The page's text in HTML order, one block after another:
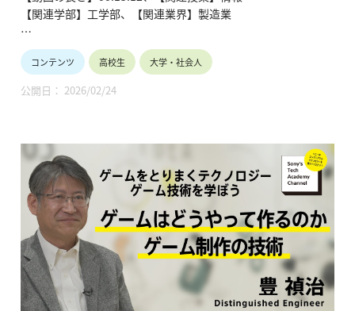
【関連学部】工学部、【関連業界】製造業
Sony's Tech Academy Channelでは、ソニーのエンジニア
が、私たちの生活の中で活用されているテクノロジーについ
て、基礎から最新情報までわかりやすくお伝えします。
す。
●ゲームをとりまくテクノロジー ゲーム技術を学ぼう ～豊
禎治～ 【Sony’s Tech Academy Channel】
https://www.youtube.com/playlist?
list=PLT57hSt26YAwVCX6Z9ahDumu2VdoNN8ec
第1回 「ゲームはどう動いているのか ゲームの仕組み」
第2回 「リアルを追及 コンピュータグラフィックス最前線」
コンテンツ 高校生 大学・社会人
公開日： 2026/02/24